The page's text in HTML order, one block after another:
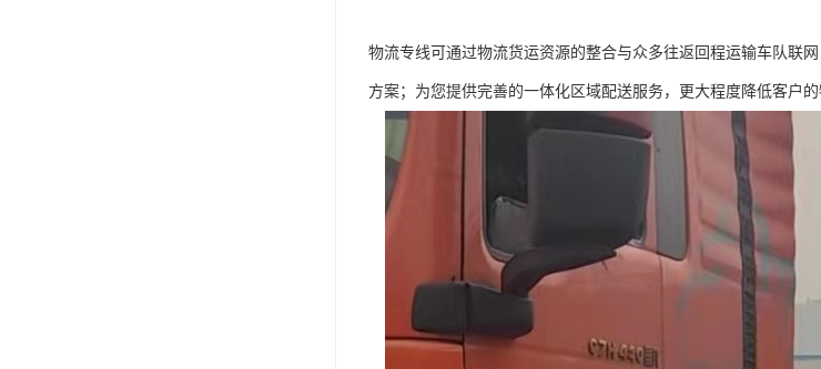
物流专线可通过物流货运资源的整合与众多往返回程运输车队联
方案；为您提供完善的一体化区域配送服务，更大程度降低客户的